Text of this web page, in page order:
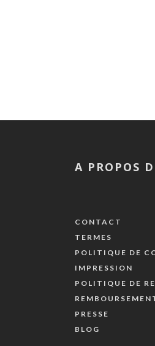
A PROPOS
CONTACT
TERMES
POLITIQUE DE
IMPRESSION
POLITIQUE DE
PRESSE
BLOG